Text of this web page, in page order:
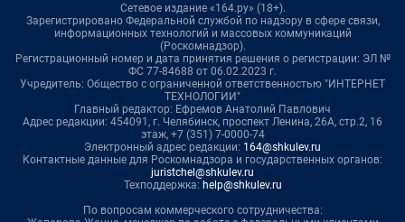
Сетевое издание «164.ру» (18+).
Зарегистрировано Федеральной службой по надзору в сфере связи,
информационных технологий и массовых коммуникаций
(Роскомнадзор).
Регистрационный номер и дата принятия решения о регистрации: ЭЛ №
ФС 77-84688 от 06.02.2023 г.
Учредитель: Общество с ограниченной ответственностью "ИНТЕРНЕТ
ТЕХНОЛОГИИ"
Главный редактор: Ефремов Анатолий Павлович
Адрес редакции: 454091, г. Челябинск, проспект Ленина, 26А, стр.2, 16
этаж, +7 (351) 7-0000-74
Электронный адрес редакции: 164@shkulev.ru
Контактные данные для Роскомнадзора и государственных органов:
juristchel@shkulev.ru
Техподдержка: help@shkulev.ru
По вопросам коммерческого сотрудничества: